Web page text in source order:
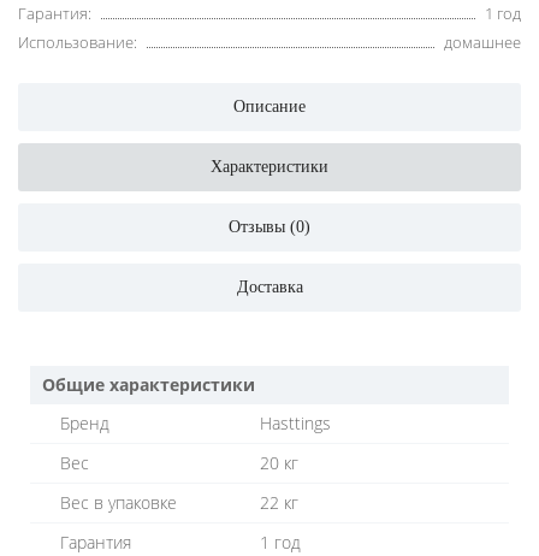
Гарантия:
1 год
Использование:
домашнее
Описание
Характеристики
Отзывы (0)
Доставка
Общие характеристики
Бренд
Hasttings
Вес
20 кг
Вес в упаковке
22 кг
Гарантия
1 год